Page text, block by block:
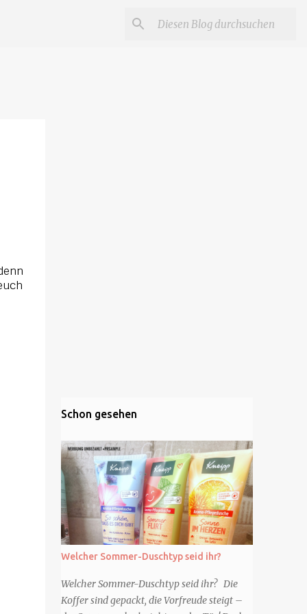
Schon gesehen
Welcher Sommer-Duschtyp seid ihr?
Welcher Sommer-Duschtyp seid ihr? Die
Koffer sind gepackt, die Vorfreude steigt –